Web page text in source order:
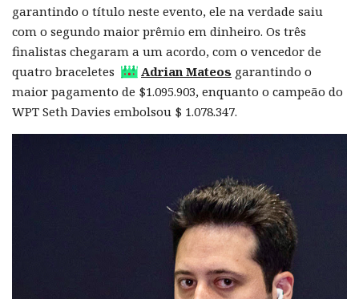
garantindo o título neste evento, ele na verdade saiu
com o segundo maior prêmio em dinheiro. Os três
finalistas chegaram a um acordo, com o vencedor de
quatro braceletes
Adrian Mateos garantindo o
maior pagamento de $1.095.903, enquanto o campeão do
WPT Seth Davies embolsou $ 1.078.347.